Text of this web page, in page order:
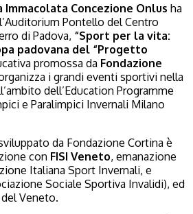
Immacolata Concezione Onlus ha
Pontello del Centro
di Padova, “Sport per la vita:
padovana del “Progetto
promossa da Fondazione
i grandi eventi sportivi nella
dell’Education Programme
e Paralimpici Invernali Milano
da Fondazione Cortina è
con FISI Veneto, emanazione
Italiana Sport Invernali, e
Sociale Sportiva Invalidi), ed
Veneto.